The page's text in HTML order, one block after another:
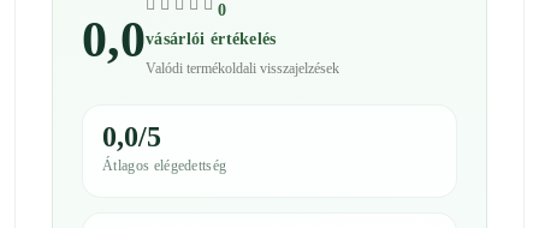
0,0
0
vásárlói értékelés
Valódi termékoldali visszajelzések
0,0/5
Átlagos elégedettség